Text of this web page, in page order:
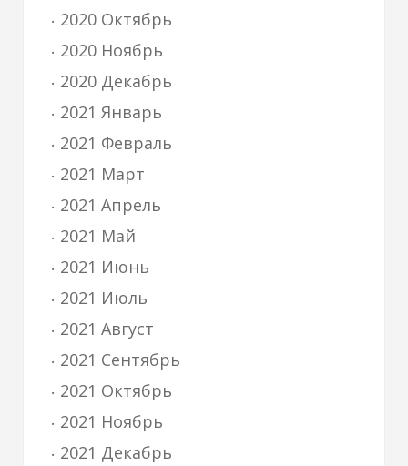
2020 Октябрь
2020 Ноябрь
2020 Декабрь
2021 Январь
2021 Февраль
2021 Март
2021 Апрель
2021 Май
2021 Июнь
2021 Июль
2021 Август
2021 Сентябрь
2021 Октябрь
2021 Ноябрь
2021 Декабрь